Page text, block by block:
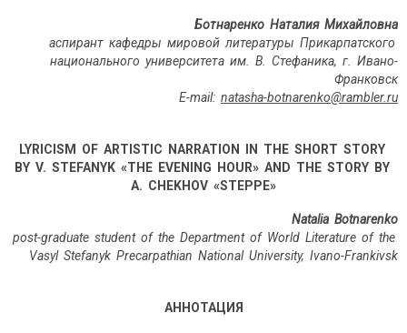
Ботнаренко Наталия Михайловна
аспирант кафедры мировой литературы Прикарпатского
национального университета им. В. Стефаника, г. Ивано-
Франковск
E-mail: natasha-botnarenko@rambler.ru
LYRICISM OF ARTISTIC NARRATION IN THE SHORT STORY
BY V. STEFANYK «THE EVENING HOUR» AND THE STORY BY
A. CHEKHOV «STEPPE»
Natalia Botnarenko
post-graduate student of the Department of World Literature of the
Vasyl Stefanyk Precarpathian National University, Ivano-Frankivsk
АННОТАЦИЯ